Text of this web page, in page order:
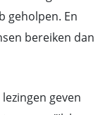
geholpen. En
bereiken dan
geven